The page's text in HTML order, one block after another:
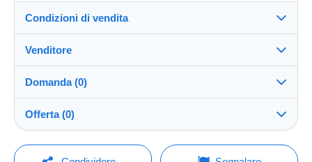
Condizioni di vendita
Destinazione:
Vedi l'elenco dei paesi
Direttamente al destinatario:
Sì
Invio dopo il pagamento
Venditore
mile1962100%(20279x)
Negozio
Domanda (0)
Per inviare una domanda devi aprire una
Offerta (0)
La vendita sarà prolungata di un minuto se l'offerta